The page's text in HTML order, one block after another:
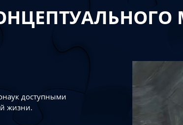
доступными
жизни.